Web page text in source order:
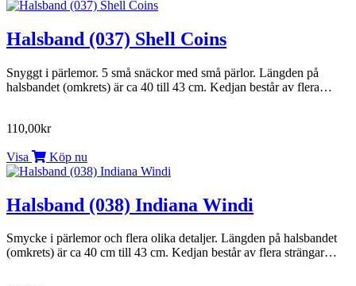
Halsband (037) Shell Coins
Snyggt i pärlemor. 5 små snäckor med små pärlor. Längden på
halsbandet (omkrets) är ca 40 till 43 cm. Kedjan består av flera…
110,00kr
Visa Köp nu
Halsband (038) Indiana Windi
Smycke i pärlemor och flera olika detaljer. Längden på halsbandet
(omkrets) är ca 40 cm till 43 cm. Kedjan består av flera strängar…